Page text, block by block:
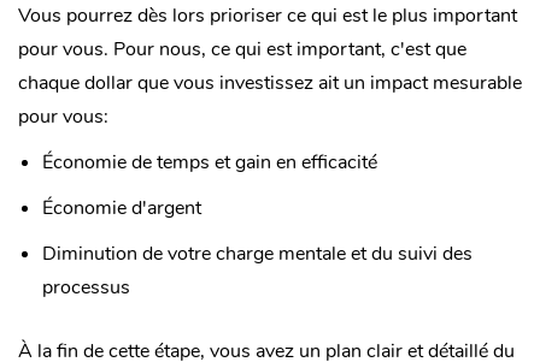
Vous pourrez dès lors prioriser ce qui est le plus important
pour vous. Pour nous, ce qui est important, c'est que
chaque dollar que vous investissez ait un impact mesurable
pour vous:
Économie de temps et gain en efficacité
Économie d'argent
Diminution de votre charge mentale et du suivi des
processus
À la fin de cette étape, vous avez un plan clair et détaillé du